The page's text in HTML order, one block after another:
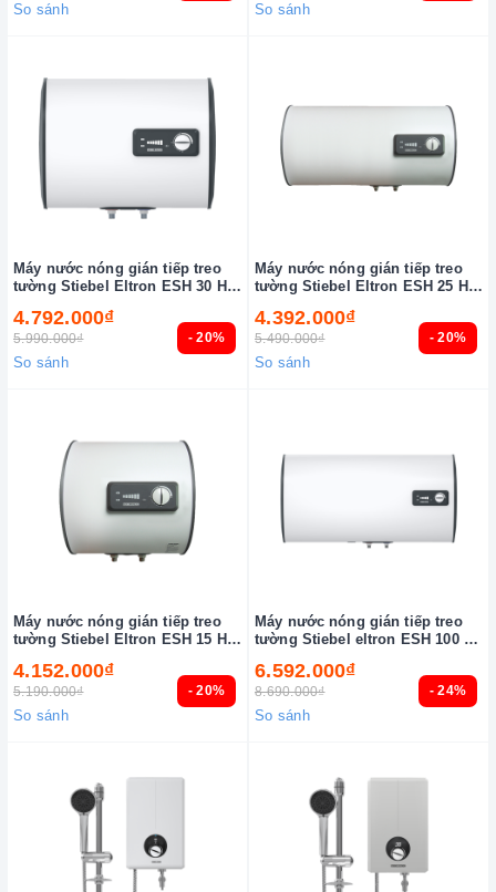
So sánh So sánh
- 20%
Máy nước nóng gián tiếp treo
tường Stiebel Eltron ESH 30 H
4.792.000₫
5.990.000₫
So sánh
- 20%
Máy nước nóng gián tiếp treo
tường Stiebel Eltron ESH 25 H
4.392.000₫
5.490.000₫
So sánh
- 20%
Máy nước nóng gián tiếp treo
tường Stiebel Eltron ESH 15 H
4.152.000₫
5.190.000₫
So sánh
- 24%
Máy nước nóng gián tiếp treo
tường Stiebel eltron ESH 100 H
6.592.000₫
8.690.000₫
So sánh